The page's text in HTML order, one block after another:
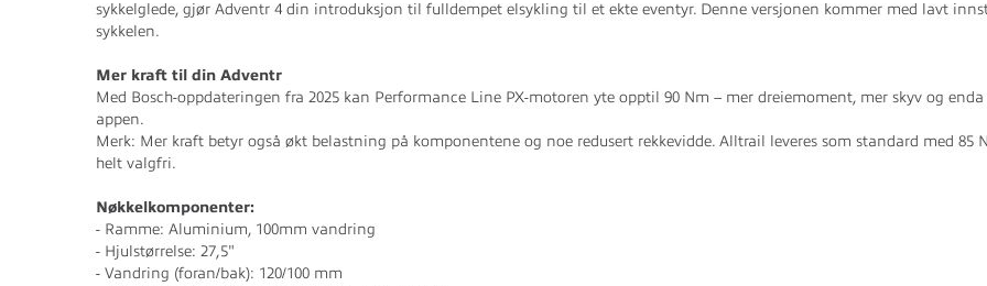
sykkelglede, gjør Adventr 4 din introduksjon til fulldempet elsykling til et ekte eventyr. Denne versjonen kommer med lavt
sykkelen.
Mer kraft til din Adventr
Med Bosch-oppdateringen fra 2025 kan Performance Line PX-motoren yte opptil 90 Nm – mer dreiemoment, mer skyv og
appen.
Merk: Mer kraft betyr også økt belastning på komponentene og noe redusert rekkevidde. Alltrail leveres som standard med 85
helt valgfri.
Nøkkelkomponenter:
- Ramme: Aluminium, 100mm vandring
- Hjulstørrelse: 27,5"
- Vandring (foran/bak): 120/100 mm